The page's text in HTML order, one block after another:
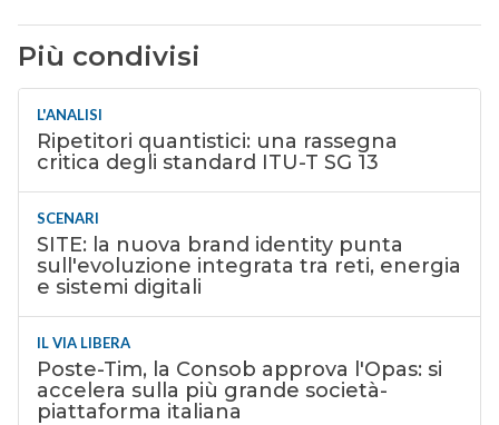
Più condivisi
L'ANALISI
Ripetitori quantistici: una rassegna
critica degli standard ITU-T SG 13
SCENARI
SITE: la nuova brand identity punta
sull'evoluzione integrata tra reti, energia
e sistemi digitali
IL VIA LIBERA
Poste-Tim, la Consob approva l'Opas: si
accelera sulla più grande società-
piattaforma italiana